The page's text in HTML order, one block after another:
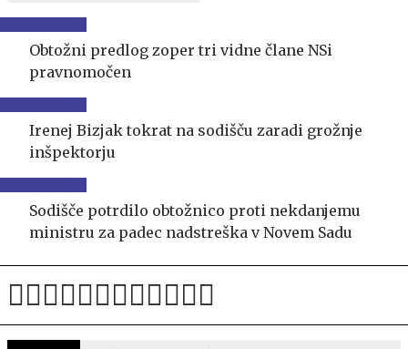
Obtožni predlog zoper tri vidne člane NSi
pravnomočen
Irenej Bizjak tokrat na sodišču zaradi grožnje
inšpektorju
Sodišče potrdilo obtožnico proti nekdanjemu
ministru za padec nadstreška v Novem Sadu